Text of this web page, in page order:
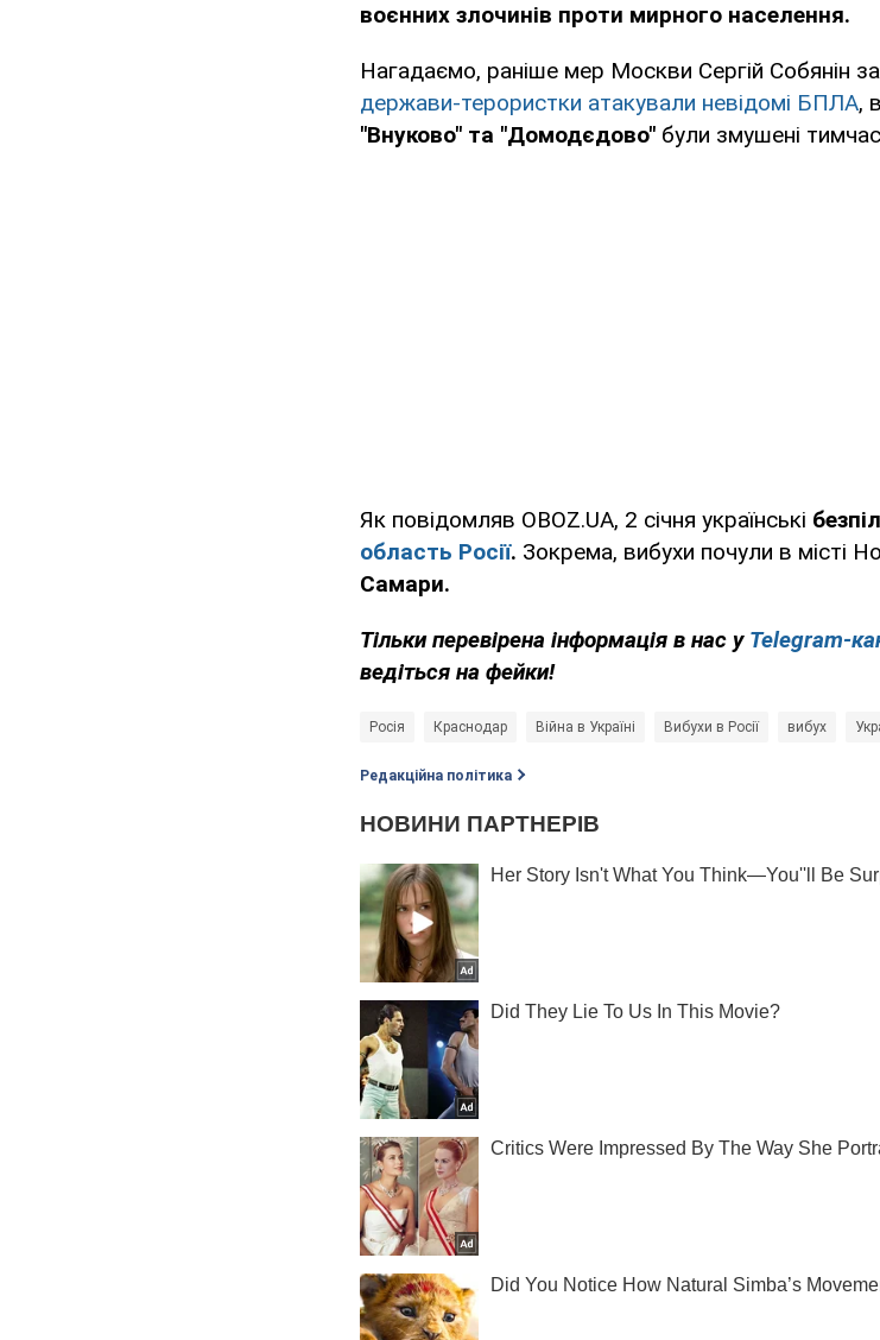
воєнних злочинів проти мирного населення.
Нагадаємо, раніше мер Москви Сергій Собянін
держави-терористки атакували невідомі БПЛА,
"Внуково" та "Домодєдово" були змушені
Як повідомляв OBOZ.UA, 2 січня українські
область Росії. Зокрема, вибухи почули в місті
Самари.
Тільки перевірена інформація в нас у Telegram-
ведіться на фейки!
Росія Краснодар Війна в Україні Вибухи в Росії вибух
Редакційна політика